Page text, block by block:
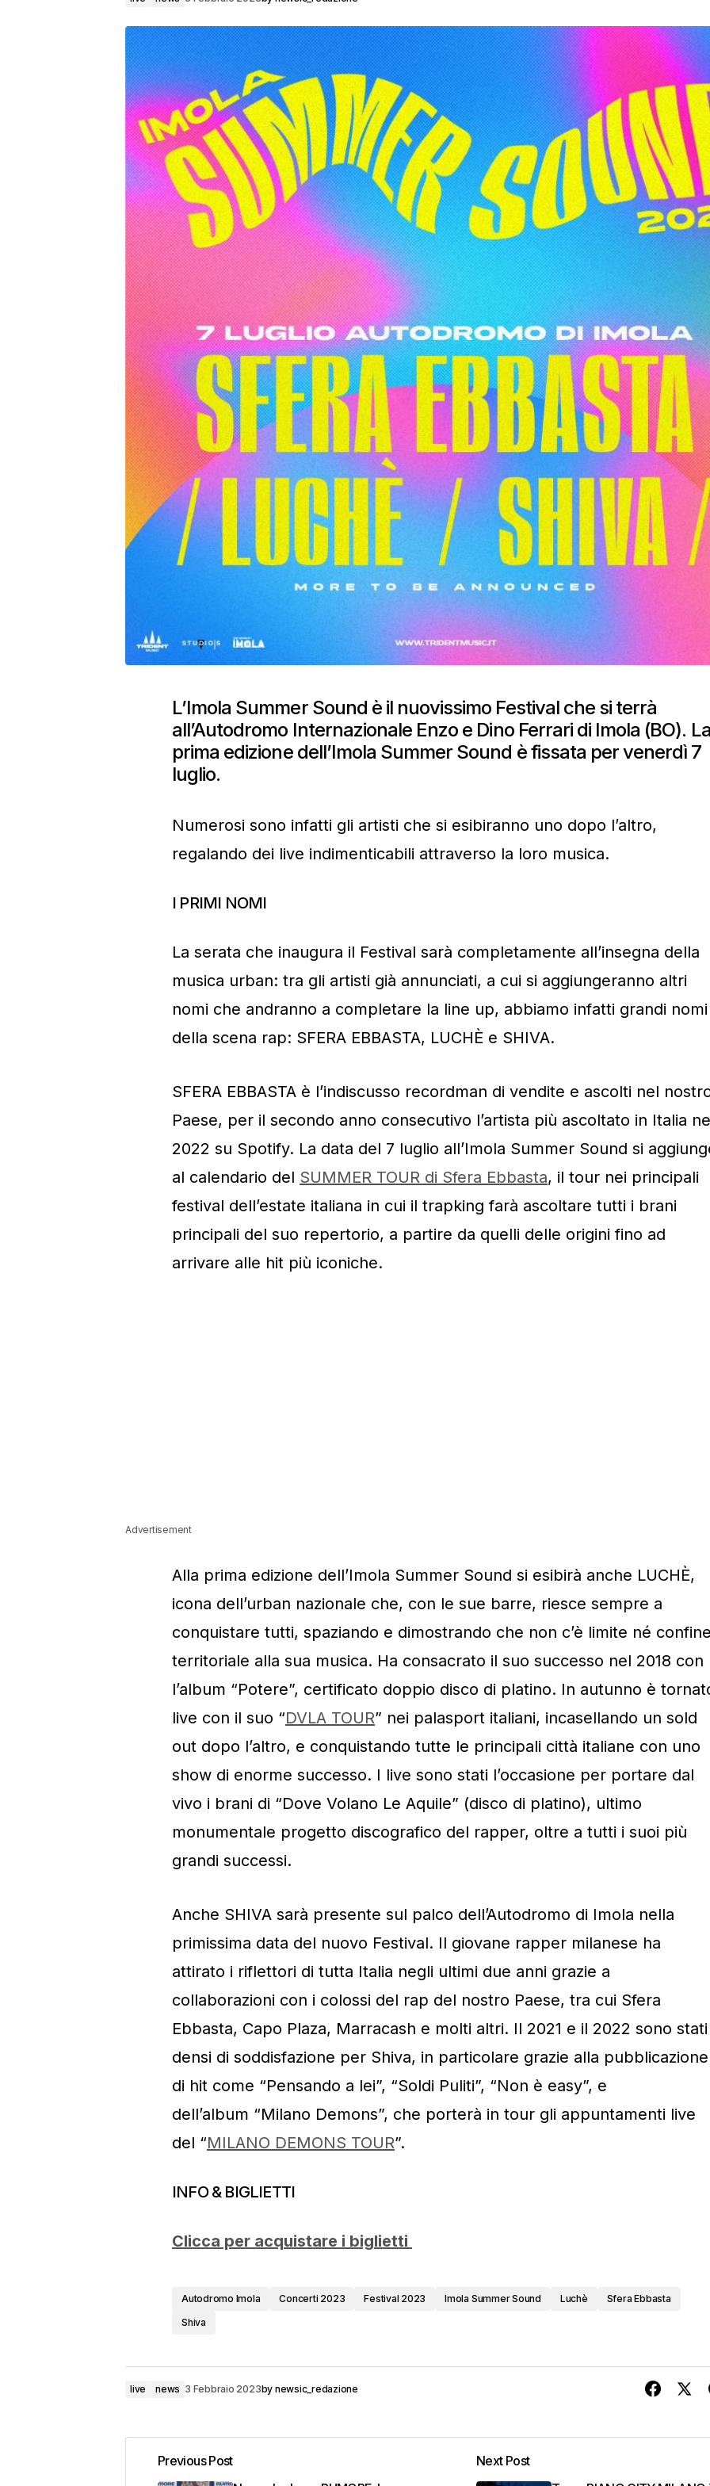
L’Imola Summer Sound è il nuovissimo Festival che si terrà
all’Autodromo Internazionale Enzo e Dino Ferrari di Imola (BO).
prima edizione dell’Imola Summer Sound è fissata per venerdì 7
luglio.
Numerosi sono infatti gli artisti che si esibiranno uno dopo l’altro,
regalando dei live indimenticabili attraverso la loro musica.
I PRIMI NOMI
La serata che inaugura il Festival sarà completamente all’insegna della
musica urban: tra gli artisti già annunciati, a cui si aggiungeranno altri
nomi che andranno a completare la line up, abbiamo infatti grandi nomi
della scena rap: SFERA EBBASTA, LUCHÈ e SHIVA.
SFERA EBBASTA è l’indiscusso recordman di vendite e ascolti nel
Paese, per il secondo anno consecutivo l’artista più ascoltato in Italia
2022 su Spotify. La data del 7 luglio all’Imola Summer Sound si
al calendario del SUMMER TOUR di Sfera Ebbasta, il tour nei principali
festival dell’estate italiana in cui il trapking farà ascoltare tutti i brani
principali del suo repertorio, a partire da quelli delle origini fino ad
arrivare alle hit più iconiche.
Advertisement
Alla prima edizione dell’Imola Summer Sound si esibirà anche LUCHÈ,
icona dell’urban nazionale che, con le sue barre, riesce sempre a
conquistare tutti, spaziando e dimostrando che non c’è limite né
territoriale alla sua musica. Ha consacrato il suo successo nel 2018 con
l’album “Potere”, certificato doppio disco di platino. In autunno è
live con il suo “DVLA TOUR” nei palasport italiani, incasellando un sold
out dopo l’altro, e conquistando tutte le principali città italiane con uno
show di enorme successo. I live sono stati l’occasione per portare dal
vivo i brani di “Dove Volano Le Aquile” (disco di platino), ultimo
monumentale progetto discografico del rapper, oltre a tutti i suoi più
grandi successi.
Anche SHIVA sarà presente sul palco dell’Autodromo di Imola nella
primissima data del nuovo Festival. Il giovane rapper milanese ha
attirato i riflettori di tutta Italia negli ultimi due anni grazie a
collaborazioni con i colossi del rap del nostro Paese, tra cui Sfera
Ebbasta, Capo Plaza, Marracash e molti altri. Il 2021 e il 2022 sono stati
densi di soddisfazione per Shiva, in particolare grazie alla pubblicazione
di hit come “Pensando a lei”, “Soldi Puliti”, “Non è easy”, e
dell’album “Milano Demons”, che porterà in tour gli appuntamenti live
del “MILANO DEMONS TOUR”.
INFO & BIGLIETTI
Clicca per acquistare i biglietti
Autodromo Imola Concerti 2023 Festival 2023 Imola Summer Sound Luchè
Sfera Ebbasta
Shiva
live news 3 Febbraio 2023by newsic_redazione
Previous Post
Next Post